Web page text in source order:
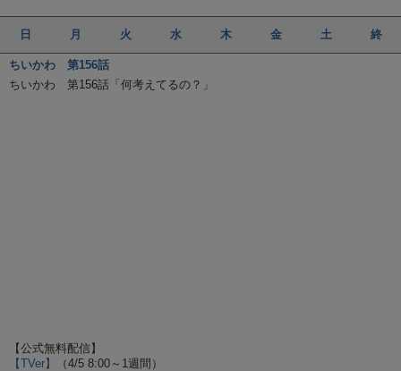
日 月 火 水 木 金 土 終
ちいかわ 第156話
ちいかわ 第156話「何考えてるの？」
【公式無料配信】
【TVer】
（4/5 8:00～1週間）